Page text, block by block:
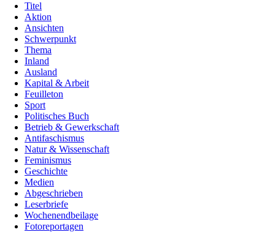
Titel
Aktion
Ansichten
Schwerpunkt
Thema
Inland
Ausland
Kapital & Arbeit
Feuilleton
Sport
Politisches Buch
Betrieb & Gewerkschaft
Antifaschismus
Natur & Wissenschaft
Feminismus
Geschichte
Medien
Abgeschrieben
Leserbriefe
Wochenendbeilage
Fotoreportagen